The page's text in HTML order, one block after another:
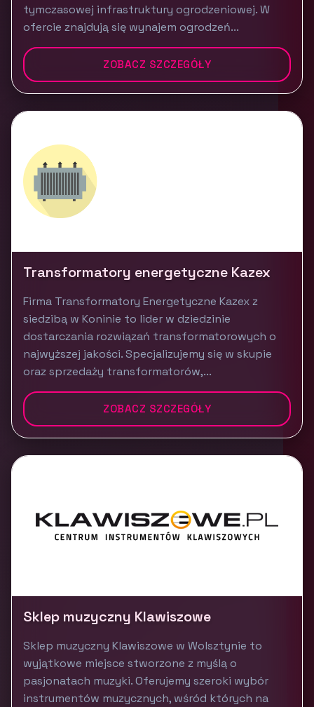
tymczasowej infrastruktury ogrodzeniowej. W
ofercie znajdują się wynajem ogrodzeń...
ZOBACZ SZCZEGÓŁY
Transformatory energetyczne Kazex
Firma Transformatory Energetyczne Kazex z
siedzibą w Koninie to lider w dziedzinie
dostarczania rozwiązań transformatorowych o
najwyższej jakości. Specjalizujemy się w skupie
oraz sprzedaży transformatorów,...
ZOBACZ SZCZEGÓŁY
Sklep muzyczny Klawiszowe
Sklep muzyczny Klawiszowe w Wolsztynie to
wyjątkowe miejsce stworzone z myślą o
pasjonatach muzyki. Oferujemy szeroki wybór
instrumentów muzycznych, wśród których na